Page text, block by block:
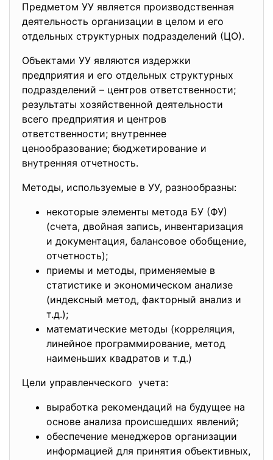
Предметом УУ является производственная
деятельность организации в целом и его
отдельных структурных подразделений (ЦО).
Объектами УУ являются издержки
предприятия и его отдельных структурных
подразделений – центров ответственности;
результаты хозяйственной деятельности
всего предприятия и центров
ответственности; внутреннее
ценообразование; бюджетирование и
внутренняя отчетность.
Методы, используемые в УУ, разнообразны:
некоторые элементы метода БУ (ФУ)
(счета, двойная запись, инвентаризация
и документация, балансовое обобщение,
отчетность);
приемы и методы, применяемые в
статистике и экономическом анализе
(индексный метод, факторный анализ и
т.д.);
математические методы (корреляция,
линейное программирование, метод
наименьших квадратов и т.д.)
Цели управленческого учета:
выработка рекомендаций на будущее на
основе анализа происшедших явлений;
обеспечение менеджеров организации
информацией для принятия объективных,